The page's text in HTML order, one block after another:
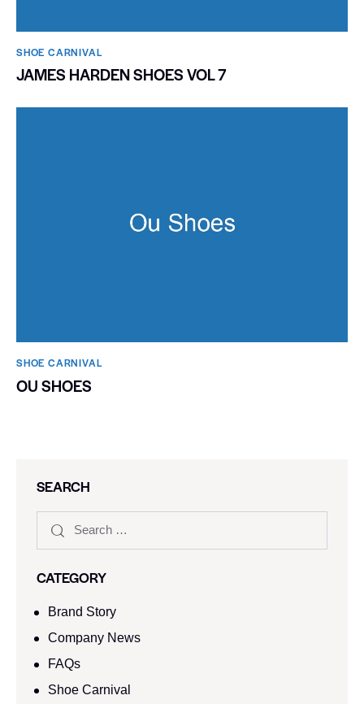
SHOE CARNIVAL​
JAMES HARDEN SHOES VOL 7
SHOE CARNIVAL​
OU SHOES
SEARCH
CATEGORY
Brand Story
Company News
FAQs
Shoe Carnival​